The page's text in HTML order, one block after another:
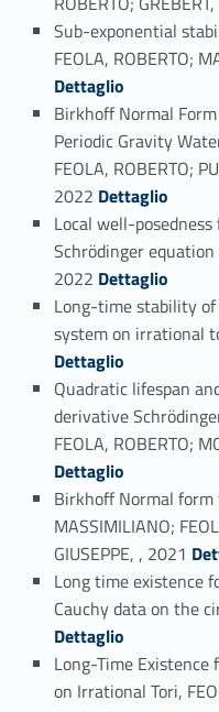
Sub-exponential
FEOLA, ROBERTO;
Dettaglio
Birkhoff Normal
Periodic Gravity
FEOLA, ROBERTO;
2022 Link identifier #identifier_person_108010-9Dettaglio
Local well-
Schrödinger equation
2022 Link identifier #identifier_person_140292-10
Dettaglio
Long-time stability
system on irrational
Dettaglio
Quadratic lifespan
derivative
FEOLA, ROBERTO;
Dettaglio
Birkhoff Normal form
MASSIMILIANO;
GIUSEPPE, , 2021 Link identifier #identifier_person_123956-13
Long time existence
Cauchy data on the
Dettaglio
Long-Time
on Irrational Tori,